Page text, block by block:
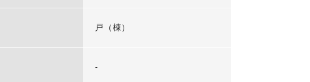
戸（棟）
-